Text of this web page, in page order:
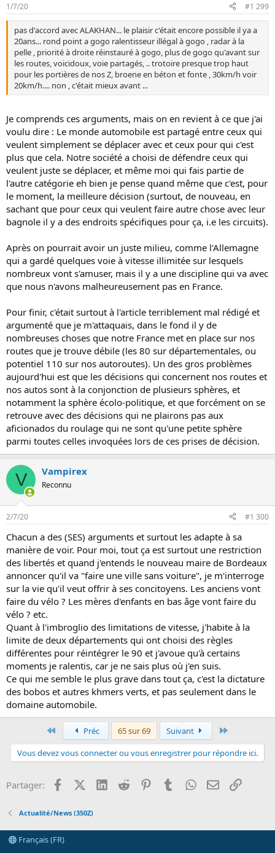
1/7/20 #1 299
pas d'accord avec ALAKHAN... le plaisir c'était encore possible il ya a
20ans... rond point a gogo ralentisseur illégal à gogo , radar à la
pelle , priorité à droite réinstauré à gogo, plus de gogo qu'avant sur
les routes, voicidoux, voie partagés, .. trotoire presque trop haut
pour les portières de nos Z, broene en béton et fonte , 30km/h voir
20km/h.... non , c'était mieux avant ...
Je comprends ces arguments, mais on en revient à ce que j'ai
voulu dire : Le monde automobile est partagé entre ceux qui
veulent simplement se déplacer avec et ceux pour qui c'est
plus que cela. Notre société a choisi de défendre ceux qui
veulent juste se déplacer, et même moi qui fais partie de
l'autre catégorie eh bien je pense quand même que c'est, pour
le moment, la meilleure décision (surtout, de nouveau, en
sachant que pour ceux qui veulent faire autre chose avec leur
bagnole il y a des endroits spécifiques pour ça, i.e les circuits).
Après on pourrait avoir un juste milieu, comme l'Allemagne
qui a gardé quelques voie à vitesse illimitée sur lesquels
nombreux vont s'amuser, mais il y a une discipline qui va avec
que nous n'avons malheureusement pas en France.
Pour finir, c'était surtout à l'article terriblement mal rédigé et
argumenté que je m'attaquais, dans le fond il y de
nombreuses choses que notre France met en place sur nos
routes que je trouve débile (les 80 sur départementales, ou
potentiel 110 sur nos autoroutes). Un des gros problèmes
aujourd'hui est que les décisions qui concernent nos routes et
nos autos sont à la conjonction de plusieurs sphères, et
notamment la sphère écolo-politique, et que forcément on se
retrouve avec des décisions qui ne plairons pas aux
aficionados du roulage qui ne sont qu'une petite sphère
parmi toutes celles invoquées lors de ces prises de décision.
V Vampirex
Reconnu
2/7/20 #1 300
Chacun a des (SES) arguments et surtout les adapte à sa
manière de voir. Pour moi, tout ça est surtout une restriction
des libertés et quand j'entends le nouveau maire de Bordeaux
annoncer qu'il va "faire une ville sans voiture", je m'interroge
sur la vie qu'il veut offrir à ses concitoyens. Les anciens vont
faire du vélo ? Les mères d'enfants en bas âge vont faire du
vélo ? etc.
Quant à l'imbroglio des limitations de vitesse, j'habite à la
limite de deux départements qui ont choisi des règles
différentes pour réintégrer le 90 et j'avoue qu'à certains
moments je ralentis, car je ne sais plus où j'en suis.
Ce qui me semble le plus grave dans tout ça, c'est la dictature
des bobos et autres khmers verts, et pas seulement dans le
domaine automobile.
PremierPréc 65 sur 69 Suivant
Vous devez vous connecter ou vous enregistrer pour répondre ici.
Partager: FacebookX (Twitter)
LinkedInReddit PinterestTumblrWhatsApp
EmailLien
Actualité/News (350Z)
Français (FR)